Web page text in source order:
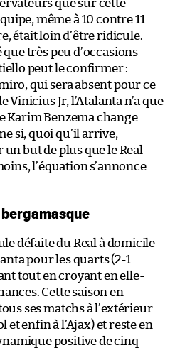
que sur cette
même à 10 contre 11
était loin d’être ridicule.
très peu d’occasions
peut le confirmer :
qui sera absent pour ce
Vinicius Jr, l’Atalanta n’a que
Karim Benzema change
si, quoi qu’il arrive,
but de plus que le Real
l’équation s’annonce
défaite du Real à domicile
pour les quarts (2-1
tout en croyant en elle-
Cette saison en
ses matchs à l’extérieur
enfin à l’Ajax) et reste en
positive de cinq